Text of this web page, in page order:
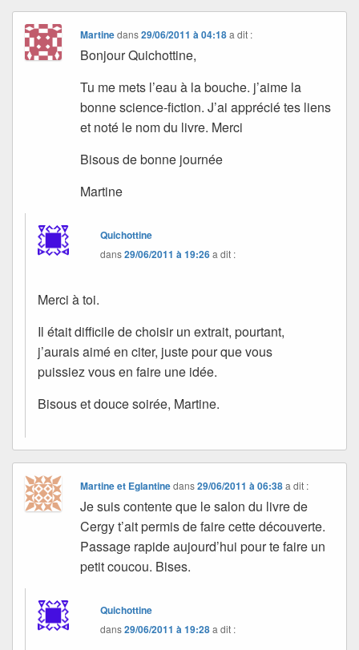
Martinedans29/06/2011 à 04:18 a dit :
Bonjour Quichottine,
Tu me mets l’eau à la bouche. j’aime la
bonne science-fiction. J’ai apprécié tes liens
et noté le nom du livre. Merci
Bisous de bonne journée
Martine
Quichottine
dans29/06/2011 à 19:26a dit :
Merci à toi.
Il était difficile de choisir un extrait, pourtant,
j’aurais aimé en citer, juste pour que vous
puissiez vous en faire une idée.
Bisous et douce soirée, Martine.
Martine et Eglantinedans29/06/2011 à 06:38 a dit :
Je suis contente que le salon du livre de
Cergy t’ait permis de faire cette découverte.
Passage rapide aujourd’hui pour te faire un
petit coucou. Bises.
Quichottine
dans29/06/2011 à 19:28a dit :